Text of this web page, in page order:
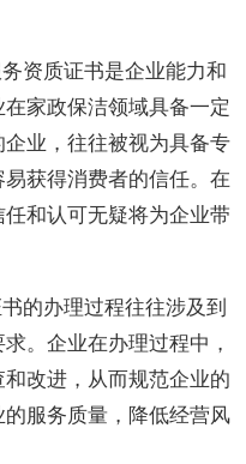
资质证书是企业能力和
家政保洁领域具备一定
业，往往被视为具备专
获得消费者的信任。在
和认可无疑将为企业带
的办理过程往往涉及到
。企业在办理过程中，
改进，从而规范企业的
服务质量，降低经营风